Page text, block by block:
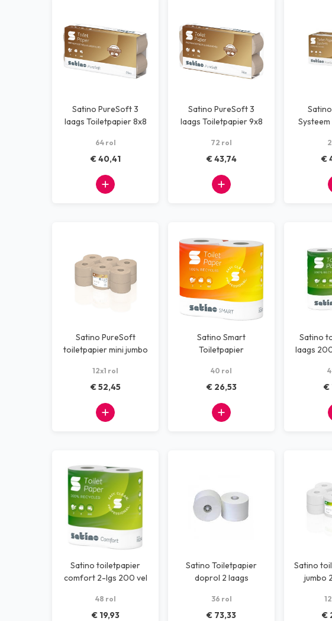
Satino PureSoft 3
laags Toiletpapier 8x8
64 rol
€ 40,41
Satino PureSoft 3
laags Toiletpapier 9x8
72 rol
€ 43,74 €
Satino PureSoft
toiletpapier mini jumbo
12x1 rol
€ 52,45
Satino Smart
Toiletpapier
40 rol
€ 26,53
Satino
laags
€
Satino toiletpapier
comfort 2-lgs 200 vel
48 rol
€ 19,93
Satino Toiletpapier
doprol 2 laags
36 rol
€ 73,33
Satino
jumbo
€